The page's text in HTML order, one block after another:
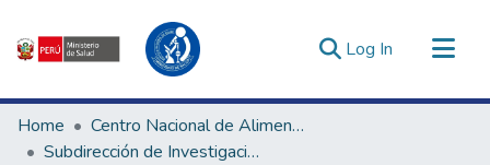
Log In (current)
Communities & Collections
All of DSpace
Home
Centro Nacional de Alimentación, Nutrición y Vida Saludable
Subdirección de Investigación y Tecnologías en Alimentación y Vida Saludable